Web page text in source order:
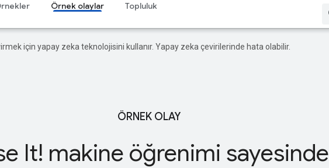
Örnek olaylar Topluluk
için yapay zeka teknolojisini kullanır. Yapay zeka çevirilerinde hata olabilir.
ÖRNEK OLAY
It! makine öğrenimi sayesinde